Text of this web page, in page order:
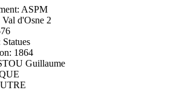
ASPM
Val d'Osne 2
Statues
1864
Guillaume